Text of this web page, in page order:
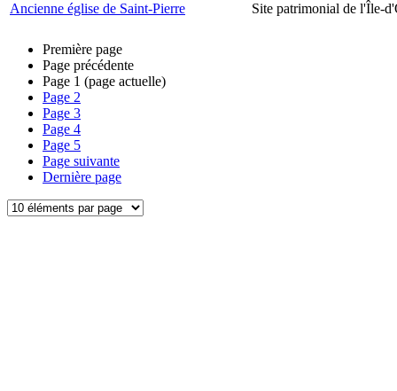
Ancienne église de Saint-Pierre
Site patrimonial de l'Île-
Première page
Page précédente
Page 1 (page actuelle)
Page 2
Page 3
Page 4
Page 5
Page suivante
Dernière page